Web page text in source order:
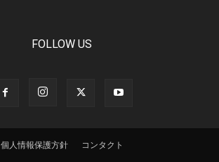
FOLLOW US
個人情報保護方針 コンタクト